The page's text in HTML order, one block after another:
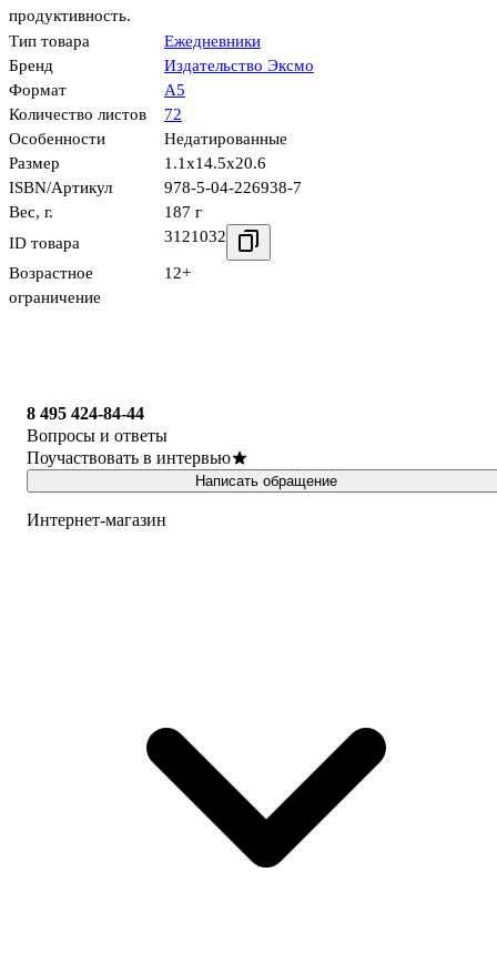
продуктивность.
Тип товара
Ежедневники
Бренд
Издательство Эксмо
Формат
А5
Количество листов
72
Особенности
Недатированные
Размер
1.1x14.5x20.6
ISBN/Артикул
978-5-04-226938-7
Вес, г.
187 г
ID товара
3121032
Возрастное
ограничение
12+
8 495 424-84-44
Вопросы и ответы
Поучаствовать в интервью
Написать обращение
Интернет-магазин